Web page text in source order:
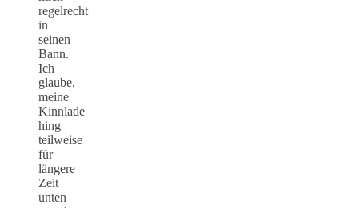
regelrecht
in
seinen
Bann.
Ich
glaube,
meine
Kinnlade
hing
teilweise
für
längere
Zeit
unten